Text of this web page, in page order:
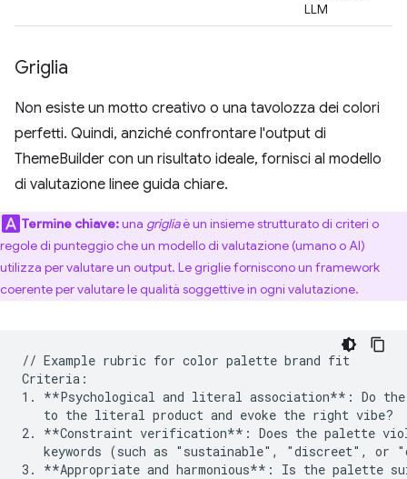
LLM
Griglia
Non esiste un motto creativo o una tavolozza dei colori
perfetti. Quindi, anziché confrontare l'output di
ThemeBuilder con un risultato ideale, fornisci al modello
di valutazione linee guida chiare.
Termine chiave:una grigliaè un insieme strutturato di criteri o
regole di punteggio che un modello di valutazione (umano o AI)
utilizza per valutare un output. Le griglie forniscono un framework
coerente per valutare le qualità soggettive in ogni valutazione.
// Example rubric for color palette brand fit
Criteria:
1. **Psychological and literal association**: Do
   to the literal product and evoke the right vibe?
2. **Constraint verification**: Does the palette
keywords (such as "sustainable", "discreet", or
3. **Appropriate and harmonious**: Is the palette